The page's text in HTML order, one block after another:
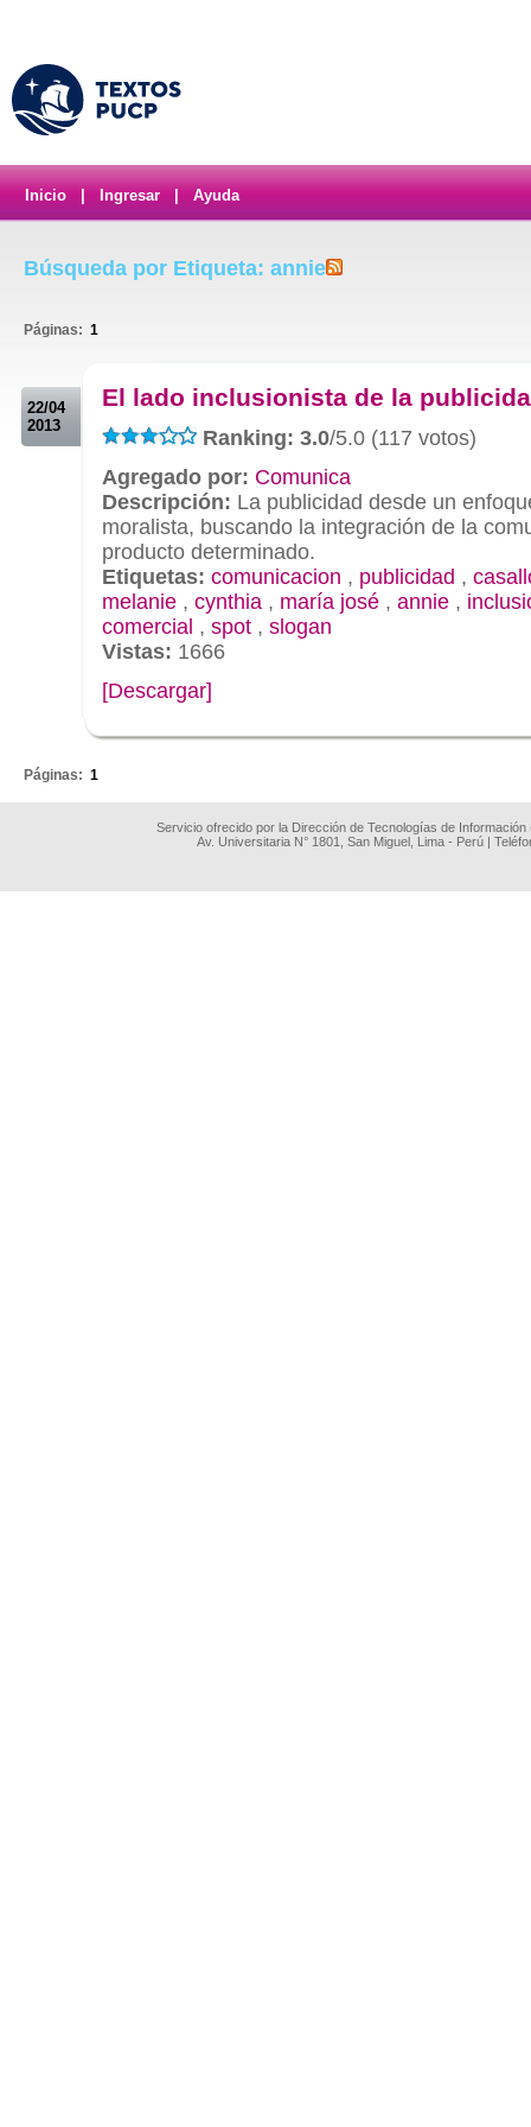
Inicio Ingresar Ayuda
Búsqueda por Etiqueta: annie
Páginas: 1
22/04
2013
El lado inclusionista de la
Ranking: 3.0/5.0 (117 votos)
Agregado por: Comunica
Descripción: La publicidad desde un
moralista, buscando la integración de la
producto determinado.
Etiquetas: comunicacion , publicidad ,
melanie , cynthia , maría josé , annie ,
comercial , spot , slogan
Vistas: 1666
[Descargar]
Páginas: 1
Servicio ofrecido por la Dirección de Tecnologías de
Av. Universitaria N° 1801, San Miguel, Lima - Perú |